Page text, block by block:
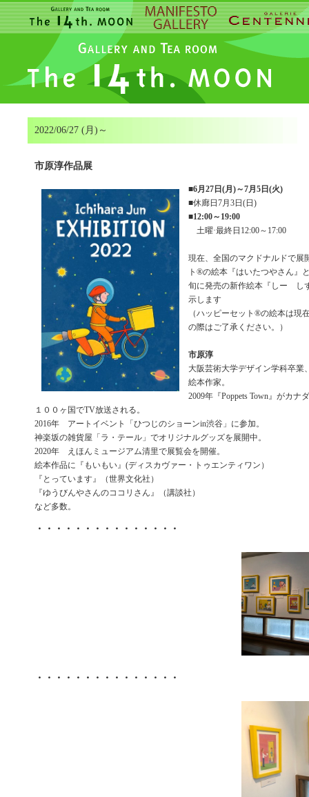
2022/06/27 (月)～
市原淳作品展
■6月27日(月)～7月5日(火)
■休廊日7月3日(日)
■12:00～19:00
土曜·最終日12:00～17:00
現在、全国のマクドナルドで展
ト®の絵本『はいたつやさん』
旬に発売の新作絵本『しー し
示します
（ハッピーセット®️の絵本は現
の際はご了承ください。）
市原淳
大阪芸術大学デザイン学科卒業
絵本作家。
2009年『Poppets Town』がカナ
１００ヶ国でTV放送される。
2016年 アートイベント「ひつじのショーンin渋谷」に参加。
神楽坂の雑貨屋「ラ・テール」でオリジナルグッズを展開中。
2020年 えほんミュージアム清里で展覧会を開催。
絵本作品に『もいもい』(ディスカヴァー・トゥエンティワン）
『とっています』（世界文化社）
『ゆうびんやさんのココリさん』（講談社）
など多数。
・・・・・・・・・・・・・・・
・・・・・・・・・・・・・・・